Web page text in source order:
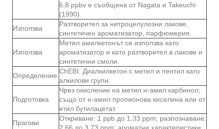
6,8 ppbv е съобщена от Nagata и Takeuchi
(1990).
Използва
Разтворител за нитроцелулозни лакове,
синтетичен ароматизатор, парфюмерия.
Използва
Метил амилкетонът се използва като
ароматизатор и като разтворител в лакове и
синтетични смоли.
Определение
ChEBI: Диалкилкетон с метил и пентил като
алкилови групи.
Подготовка
Чрез окисление на метил н-амил карбинол;
също от н-амил пропионова киселина или от
етил бутилацетат.
Прагови
Откриване: 1 ppb до 1,33 ppm; разпознаване:
2,66 до 3,73 ppm; ароматни характеристики